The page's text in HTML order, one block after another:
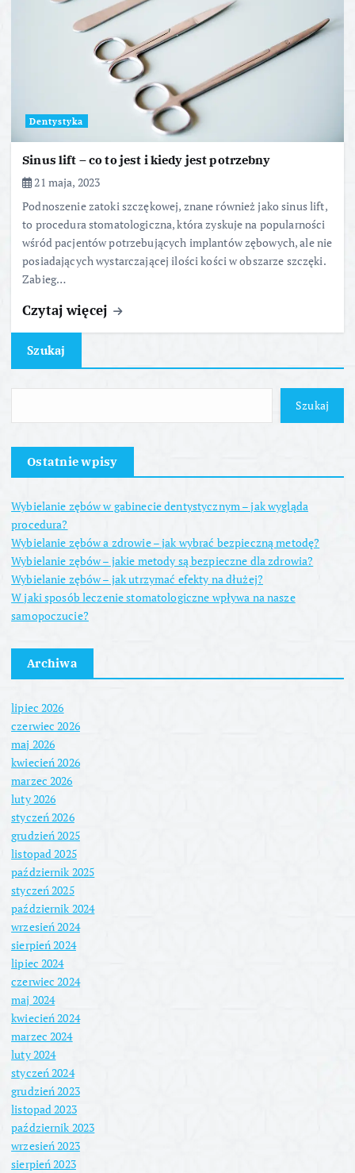
Dentystyka
Sinus lift – co to jest i kiedy jest potrzebny
21 maja, 2023
Podnoszenie zatoki szczękowej, znane również jako sinus lift,
to procedura stomatologiczna, która zyskuje na popularności
wśród pacjentów potrzebujących implantów zębowych, ale nie
posiadających wystarczającej ilości kości w obszarze szczęki.
Zabieg…
Czytaj więcej
Szukaj
Szukaj
Ostatnie wpisy
Wybielanie zębów w gabinecie dentystycznym – jak wygląda
procedura?
Wybielanie zębów a zdrowie – jak wybrać bezpieczną metodę?
Wybielanie zębów – jakie metody są bezpieczne dla zdrowia?
Wybielanie zębów – jak utrzymać efekty na dłużej?
W jaki sposób leczenie stomatologiczne wpływa na nasze
samopoczucie?
Archiwa
lipiec 2026
czerwiec 2026
maj 2026
kwiecień 2026
marzec 2026
luty 2026
styczeń 2026
grudzień 2025
listopad 2025
październik 2025
styczeń 2025
październik 2024
wrzesień 2024
sierpień 2024
lipiec 2024
czerwiec 2024
maj 2024
kwiecień 2024
marzec 2024
luty 2024
styczeń 2024
grudzień 2023
listopad 2023
październik 2023
wrzesień 2023
sierpień 2023